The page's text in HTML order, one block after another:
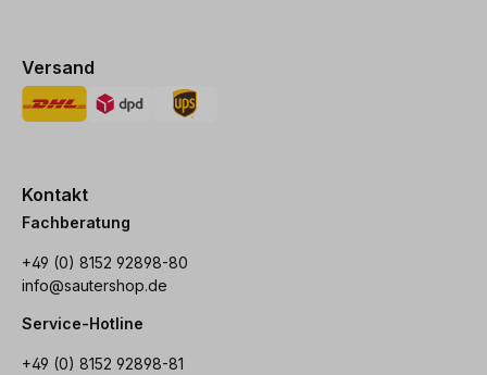
Versand
Kontakt
Fachberatung
+49 (0) 8152 92898-80
info@sautershop.de
Service-Hotline
+49 (0) 8152 92898-81